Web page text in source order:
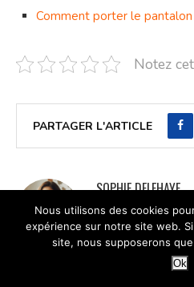
Comment porter le
Notez
PARTAGER L'ARTICLE
SOPHIE DELEHAYE
Moi, Sophie,
les gestes
sans la rendre compliquée. J'ai
Nous utilisons des cookies
expérience sur notre site web.
site, nous supposerons
Ok